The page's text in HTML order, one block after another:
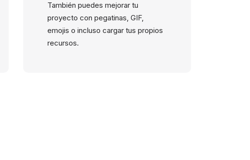
También puedes mejorar tu
proyecto con pegatinas, GIF,
emojis o incluso cargar tus propios
recursos.